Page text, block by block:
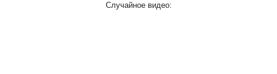
Случайное видео: